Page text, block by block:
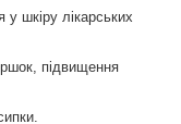
шкіру лікарських
підвищення